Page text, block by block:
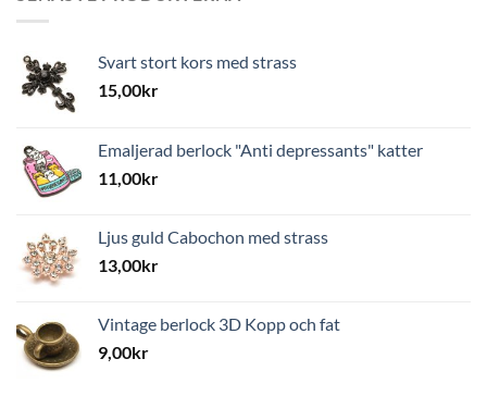
Svart stort kors med strass
15,00kr
Emaljerad berlock "Anti depressants" katter
11,00kr
Ljus guld Cabochon med strass
13,00kr
Vintage berlock 3D Kopp och fat
9,00kr